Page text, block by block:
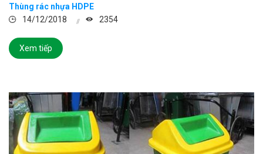
Thùng rác nhựa HDPE
14/12/2018
2354
Xem tiếp